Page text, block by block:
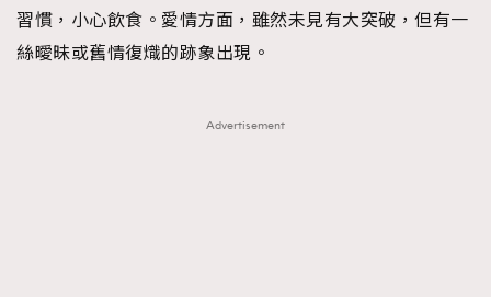
習慣，小心飲食。愛情方面，雖然未見有大突破，但有一
絲曖昧或舊情復熾的跡象出現。
Advertisement